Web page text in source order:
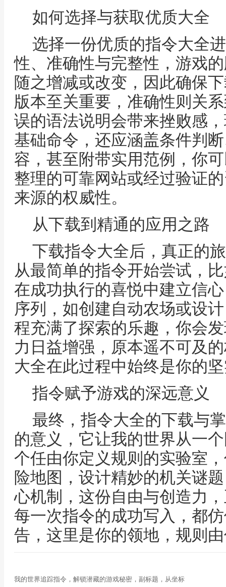
如何选择与获取优质大全
选择一份优质的指令大全
性、准确性与完整性，游戏
随之增减或改变，因此确保
版本至关重要，准确性则关
误的语法说明会带来挫败感
基础命令，还应涵盖条件判
容，甚至附带实用范例，你
整理的可靠网站或经过验证
来源的权威性。
从下载到精通的应用之路
下载指令大全后，真正的
从最简单的指令开始尝试，
在成功执行的喜悦中建立信
序列，如创建自动农场或设
程充满了探索的乐趣，你会
力日益增强，原本遥不可及
大全在此过程中始终是你的
指令赋予游戏的深远意义
最终，指令大全的下载与
的意义，它让我的世界从一
个任由你定义规则的实验室
险地图，设计精妙的机关谜
心机制，这份自由与创造力
每一次指令的成功写入，都
告，这里是你的领地，规则
我的世界追踪指令，解锁潜藏的游戏秘密，副标题，从坐标